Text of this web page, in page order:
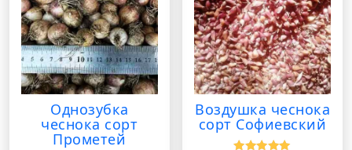
Однозубка
чеснока сорт
Прометей
Воздушка чеснока
сорт Софиевский